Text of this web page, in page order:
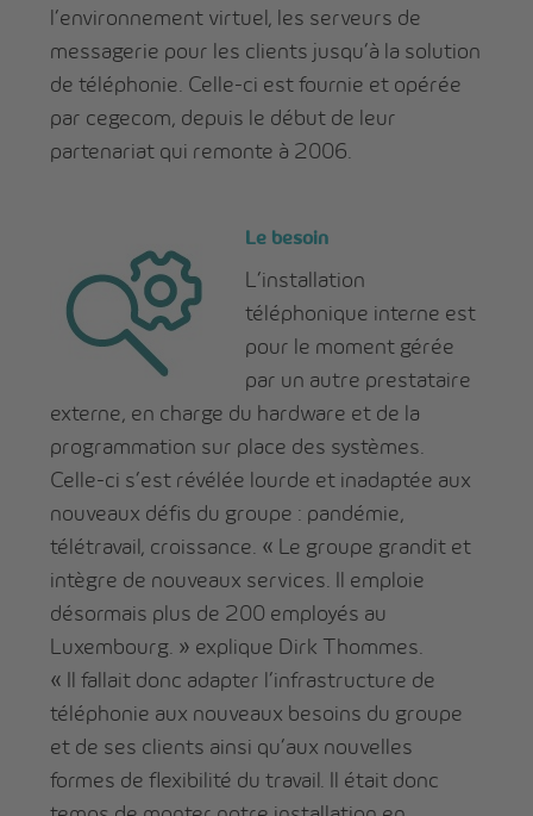
l’environnement virtuel, les serveurs de
messagerie pour les clients jusqu’à la solution
de téléphonie. Celle-ci est fournie et opérée
par cegecom, depuis le début de leur
partenariat qui remonte à 2006.
Le besoin
L’installation
téléphonique interne est
pour le moment gérée
par un autre prestataire
externe, en charge du hardware et de la
programmation sur place des systèmes.
Celle-ci s’est révélée lourde et inadaptée aux
nouveaux défis du groupe : pandémie,
télétravail, croissance. « Le groupe grandit et
intègre de nouveaux services. Il emploie
désormais plus de 200 employés au
Luxembourg. » explique Dirk Thommes.
« Il fallait donc adapter l’infrastructure de
téléphonie aux nouveaux besoins du groupe
et de ses clients ainsi qu’aux nouvelles
formes de flexibilité du travail. Il était donc